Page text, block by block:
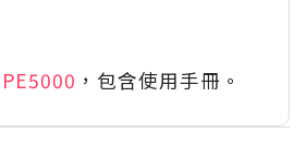
，包含使用手冊。